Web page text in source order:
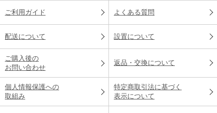
ご利用ガイド よくある質問
配送について 設置について
ご購入後の
お問い合わせ
返品・交換について
個人情報保護への
取組み
特定商取引法に基づく
表示について